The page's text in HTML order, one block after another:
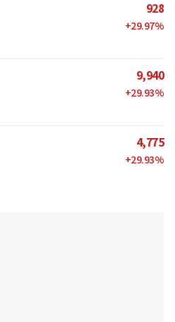
928
+29.97%
9,940
+29.93%
4,775
+29.93%